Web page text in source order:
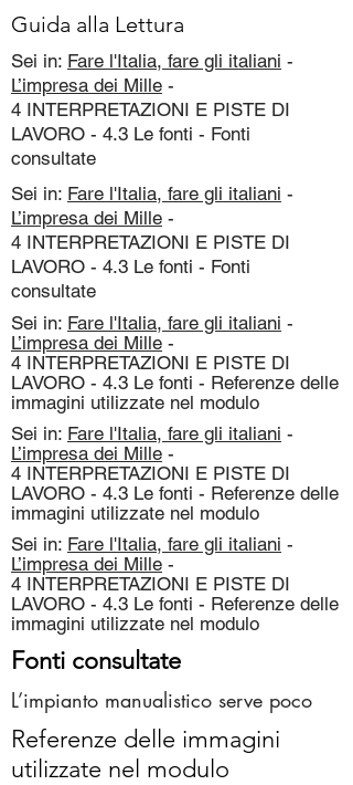
Guida alla Lettura
Sei in: Fare l'Italia, fare gli italiani -
L’impresa dei Mille -
4 INTERPRETAZIONI E PISTE DI
LAVORO - 4.3 Le fonti - Fonti
consultate
Sei in: Fare l'Italia, fare gli italiani -
L’impresa dei Mille -
4 INTERPRETAZIONI E PISTE DI
LAVORO - 4.3 Le fonti - Fonti
consultate
Sei in: Fare l'Italia, fare gli italiani -
L’impresa dei Mille -
4 INTERPRETAZIONI E PISTE DI
LAVORO - 4.3 Le fonti - Referenze delle
immagini utilizzate nel modulo
Sei in: Fare l'Italia, fare gli italiani -
L’impresa dei Mille -
4 INTERPRETAZIONI E PISTE DI
LAVORO - 4.3 Le fonti - Referenze delle
immagini utilizzate nel modulo
Sei in: Fare l'Italia, fare gli italiani -
L’impresa dei Mille -
4 INTERPRETAZIONI E PISTE DI
LAVORO - 4.3 Le fonti - Referenze delle
immagini utilizzate nel modulo
Fonti consultate
L’impianto manualistico serve poco
Referenze delle immagini
utilizzate nel modulo